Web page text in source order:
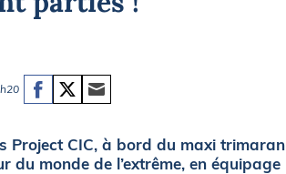
Project CIC, à bord du maxi trimaran
du monde de l’extrême, en équipage